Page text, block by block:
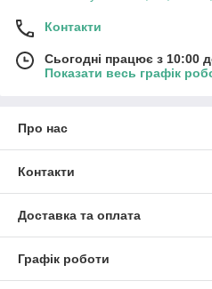
Контакти
Сьогодні працює з 10:00
Показати весь графік
Про нас
Контакти
Доставка та оплата
Графік роботи